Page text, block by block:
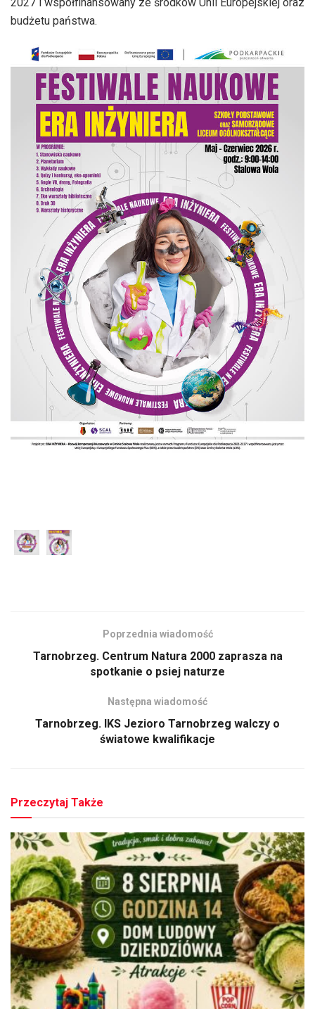
budżetu państwa.
Poprzednia wiadomość
Tarnobrzeg. Centrum Natura 2000 zaprasza na
spotkanie o psiej naturze
Następna wiadomość
Tarnobrzeg. IKS Jezioro Tarnobrzeg walczy o
światowe kwalifikacje
Przeczytaj Także